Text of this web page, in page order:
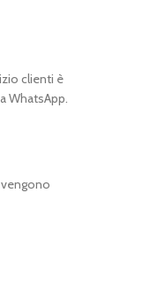
clienti è
WhatsApp.